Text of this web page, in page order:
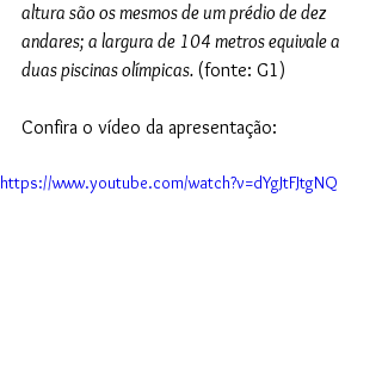
altura são os mesmos de um prédio de dez
andares; a largura de 104 metros equivale a
duas piscinas olímpicas. (fonte: G1)
Confira o vídeo da apresentação:
https://www.youtube.com/watch?v=dYgJtFJtgNQ